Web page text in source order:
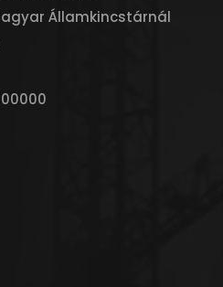
Államkincstárnál